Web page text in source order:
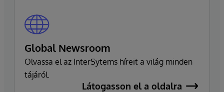
Global Newsroom
Olvassa el az InterSytems híreit a világ minden
tájáról.
Látogasson el a oldalra